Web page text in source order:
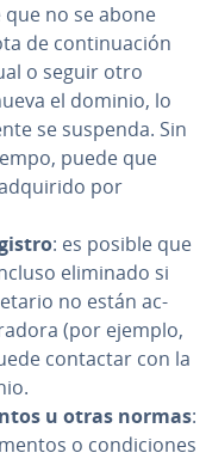
no se abone
de co­n­ti­nua­ción
o seguir otro
el dominio, lo
se suspenda. Sin
puede que
por
: es posible que
eliminado si
no están ac­
(por ejemplo,
contactar con la
u otras normas:
o co­n­di­cio­nes